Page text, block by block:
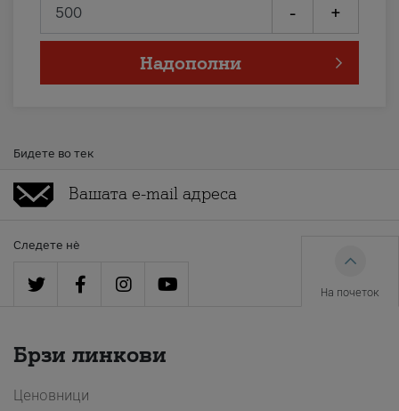
- +
Надополни
Бидете во тек
Следете нè
На почеток
Брзи линкови
Ценовници